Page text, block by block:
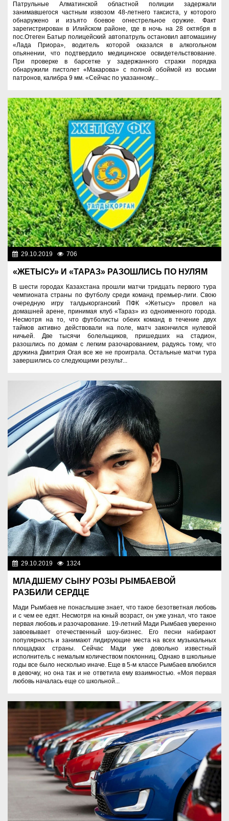
Патрульные Алматинской областной полиции задержали
занимавшегося частным извозом 48-летнего таксиста, у которого
обнаружено и изъято боевое огнестрельное оружие. Факт
зарегистрирован в Илийском районе, где в ночь на 28 октября в
пос.Отеген Батыр полицейский автопатруль остановил автомашину
«Лада Приора», водитель которой оказался в алкогольном
опьянении, что подтвердило медицинское освидетельствование.
При проверке в барсетке у задержанного стражи порядка
обнаружили пистолет «Макарова» с полной обоймой из восьми
патронов, калибра 9 мм. «Сейчас по указанному...
29.10.2019 706
«ЖЕТЫСУ» И «ТАРАЗ» РАЗОШЛИСЬ ПО НУЛЯМ
В шести городах Казахстана прошли матчи тридцать первого тура
чемпионата страны по футболу среди команд премьер-лиги. Свою
очередную игру талдыкорганский ПФК «Жетысу» провел на
домашней арене, принимая клуб «Тараз» из одноименного города.
Несмотря на то, что футболисты обеих команд в течение двух
таймов активно действовали на поле, матч закончился нулевой
ничьей. Две тысячи болельщиков, пришедших на стадион,
разошлись по домам с легким разочарованием, радуясь тому, что
дружина Дмитрия Огая все же не проиграла. Остальные матчи тура
завершились со следующими результ...
29.10.2019 1324
МЛАДШЕМУ СЫНУ РОЗЫ РЫМБАЕВОЙ
РАЗБИЛИ СЕРДЦЕ
Мади Рымбаев не понаслышке знает, что такое безответная любовь
и с чем ее едят. Несмотря на юный возраст, он уже узнал, что такое
первая любовь и разочарование. 19-летний Мади Рымбаев уверенно
завоевывает отечественный шоу-бизнес. Его песни набирают
популярность и занимают лидирующие места на всех музыкальных
площадках страны. Сейчас Мади уже довольно известный
исполнитель с немалым количеством поклонниц. Однако в школьные
годы все было несколько иначе. Еще в 5-м классе Рымбаев влюбился
в девочку, но она так и не ответила ему взаимностью. «Моя первая
любовь началась еще со школьной...